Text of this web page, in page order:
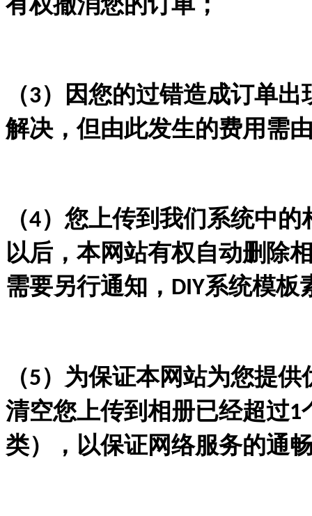
（3）因您的过错造成订单
解决，但由此发生的费用需
（4）您上传到我们系统中
以后，本网站有权自动删除
需要另行通知， DIY系统模板
（5）为保证本网站为您提
清空您上传到相册已经超过1
类），以保证网络服务的通